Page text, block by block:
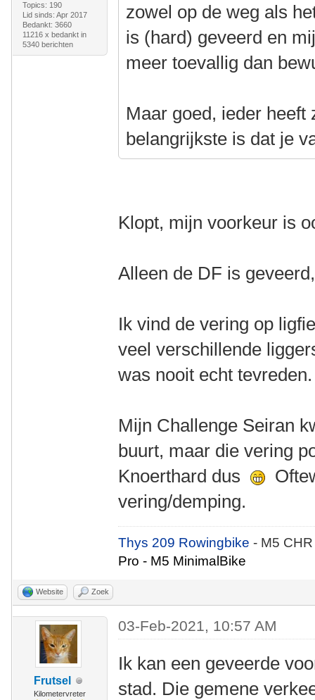
Topics: 190
Lid sinds: Apr 2017
Bedankt: 3660
11216 x bedankt in
5340 berichten
zowel op de weg als
is (hard) geveerd en
meer toevallig dan
Maar goed, ieder heeft
belangrijkste is dat je
Klopt, mijn voorkeur is
Alleen de DF is
Ik vind de vering op
veel verschillende
was nooit echt
Mijn Challenge Seiran
buurt, maar die vering
Knoerthard dus
vering/demping.
Thys 209 Rowingbike- M5
Pro - M5 MinimalBike
Website Zoek
Frutsel
Kilometervreter
03-Feb-2021, 10:57 AM
Ik kan een geveerde
stad. Die gemene